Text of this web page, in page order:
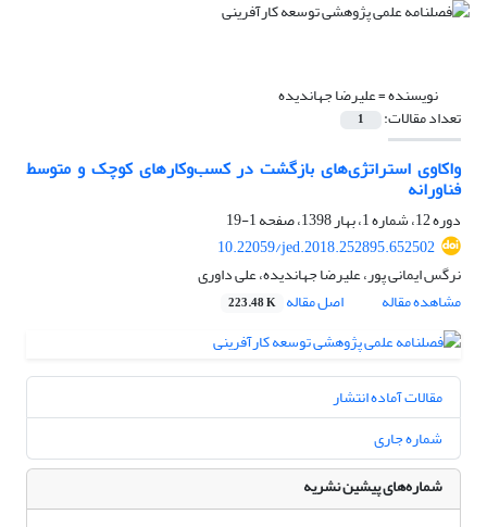
نویسنده =علیرضا جهاندیده
تعداد مقالات: 1
واکاوی استراتژی‌های بازگشت در کسب‌وکارهای کوچک و متوسط
فناورانه
دوره 12، شماره 1، بهار 1398، صفحه
1-19
10.22059/jed.2018.252895.652502
نرگس ایمانی پور، علیرضا جهاندیده، علی داوری
مشاهده مقاله
اصل مقاله 223.48 K
مقالات آماده انتشار
شماره جاری
شماره‌های پیشین نشریه